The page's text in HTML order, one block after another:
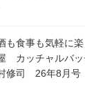
も食事も気軽に
カッチャルバ
修司 26年8月号